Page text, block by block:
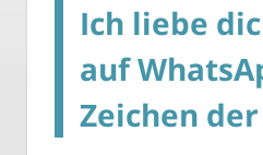
Ich liebe
auf
Zeichen